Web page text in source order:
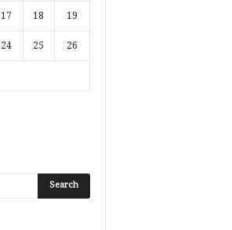
17 18 19
24 25 26